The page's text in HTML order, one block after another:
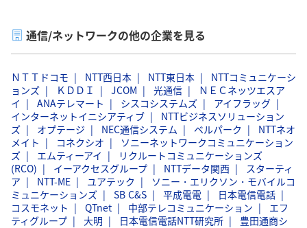
通信/ネットワークの他の企業を見る
ＮＴＴドコモ NTT西日本 NTT東日本
NTTコミュニケーシ
ョンズ
ＫＤＤＩ JCOM 光通信
ＮＥＣネッツエスア
イ
ANAテレマート シスコシステムズ
アイフラッグ
インターネットイニシアティブ
NTTビジネスソリューション
ズ
オプテージ NEC通信システム ベルパーク
NTTネオ
メイト
コネクシオ
ソニーネットワークコミュニケーション
ズ
エムティーアイ
リクルートコミュニケーションズ
(RCO)
イーアクセスグループ NTTデータ関西
スターティ
ア
NTT-ME ユアテック
ソニー・エリクソン・モバイルコ
ミュニケーションズ
SB C&S 平成電電
日本電信電話
コスモネット
QTnet 中部テレコミュニケーション
エフ
ティグループ
大明 日本電信電話NTT研究所
豊田通商シ